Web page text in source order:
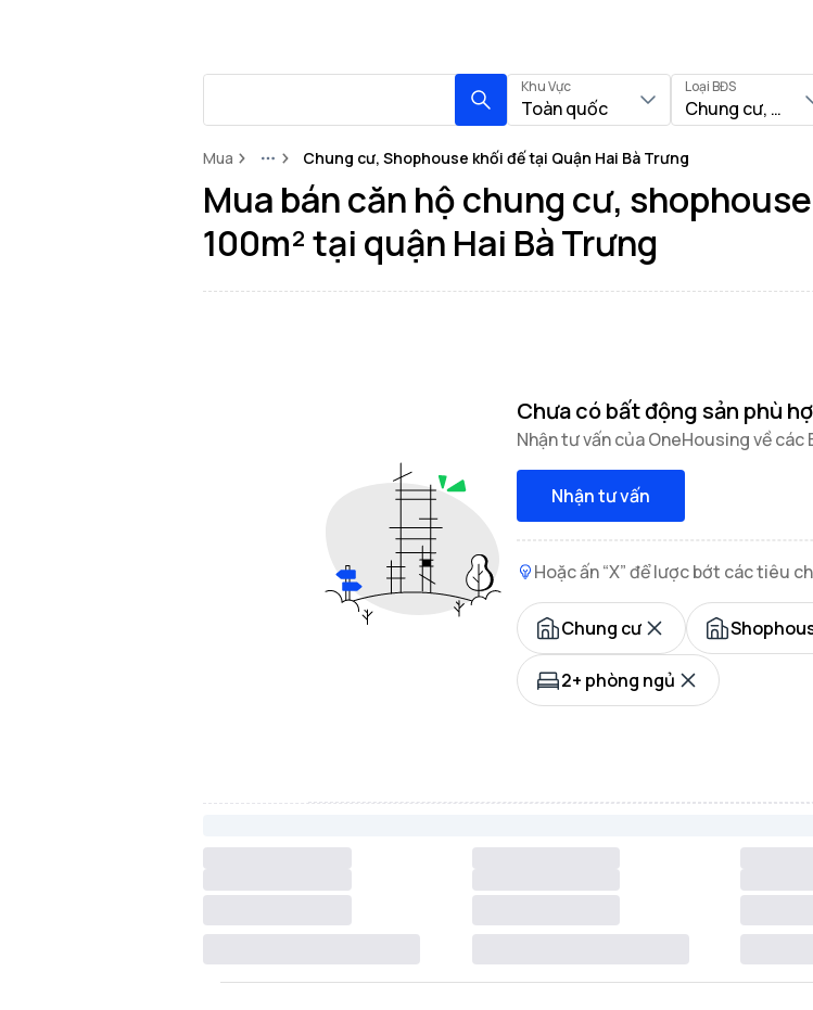
Khu Vực
Toàn quốc
Loại BĐS
Chung cư,
Mua MoreChung cư, Shophouse khối đế tại Quận Hai Bà Trưng
Mua bán căn hộ chung cư,
100m² tại quận Hai Bà Trưng
Chưa có bất động sản phù
Nhận tư vấn của OneHousing về
Nhận tư vấn
Hoặc ấn “X” để lược bớt các tiêu
Chung cư
2+ phòng ngủ